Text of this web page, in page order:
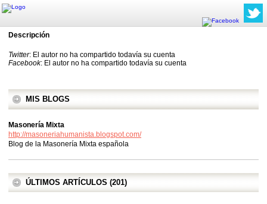
Descripción
Twitter: El autor no ha compartido todavía su cuenta
Facebook: El autor no ha compartido todavía su cuenta
MIS BLOGS
Masonería Mixta
http://masoneriahumanista.blogspot.com/
Blog de la Masonería Mixta española
ÚLTIMOS ARTÍCULOS (201)